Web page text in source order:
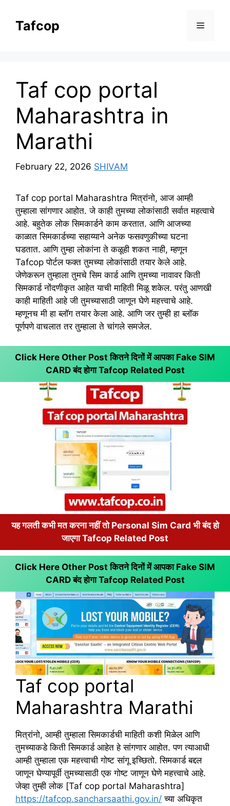
contentTafcop Menu
Taf cop portal
Maharashtra in
Marathi
February 22, 2026 SHIVAM
Taf cop portal Maharashtra मित्रांनो, आज आम्ही
तुम्हाला सांगणार आहोत. जे काही तुमच्या लोकांसाठी सर्वात महत्वाचे
आहे. बहुतेक लोक सिमकार्डने काम करतात. आणि आजच्या
काळात सिमकार्डच्या सहाय्याने अनेक फसवणुकीच्या घटना
घडतात. आणि तुम्हा लोकांना ते कळूही शकत नाही, म्हणून
Tafcop पोर्टल फक्त तुमच्या लोकांसाठी तयार केले आहे.
जेणेकरून तुम्हाला तुमचे सिम कार्ड आणि तुमच्या नावावर किती
सिमकार्ड नोंदणीकृत आहेत याची माहिती मिळू शकेल. परंतु आणखी
काही माहिती आहे जी तुमच्यासाठी जाणून घेणे महत्त्वाचे आहे.
म्हणूनच मी हा ब्लॉग तयार केला आहे. आणि जर तुम्ही हा ब्लॉक
पूर्णपणे वाचलात तर तुम्हाला ते चांगले समजेल.
Click Here Other Post कितने दिनों में आपका Fake SIM
CARD बंद होगाTafcop Related Post
यह गलती कभी मत करना नहीं तो Personal Sim Card भी बंद हो
जाएगा Tafcop Related Post
Click Here Other Post कितने दिनों में आपका Fake SIM
CARD बंद होगाTafcop Related Post
Taf cop portal
Maharashtra Marathi
मित्रांनो, आम्ही तुम्हाला सिमकार्डची माहिती कशी मिळेल आणि
तुमच्याकडे किती सिमकार्ड आहेत हे सांगणार आहोत. पण त्याआधी
आम्ही तुम्हाला एक महत्त्वाची गोष्ट सांगू इच्छितो. सिमकार्ड बद्दल
जाणून घेण्यापूर्वी तुमच्यासाठी एक गोष्ट जाणून घेणे महत्त्वाचे आहे.
जेव्हा तुम्ही लोक [Taf cop portal Maharashtra]
https://tafcop.sancharsaathi.gov.in/ च्या अधिकृत